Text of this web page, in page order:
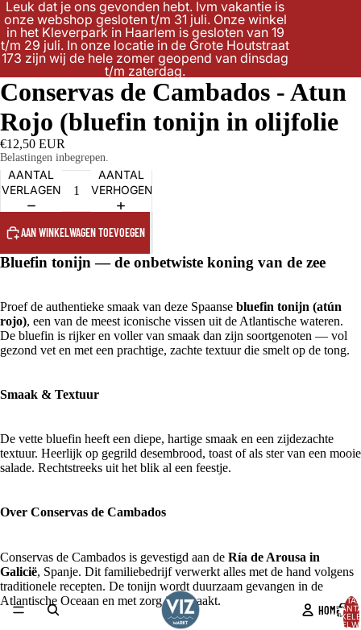
Leuk dat je ons gevonden hebt. Ivm vakantie is
onze webshop gesloten t/m 31 juli. Onze winkel
in het Kleverpark in Haarlem is gesloten van 19
t/m 29 juli. In onze locatie in de Grote Houtstraat
173 zijn wij de hele zomer geopend van dinsdag
t/m zaterdag.
HOME
Conservas de Cambados - Atun
Rojo (bluefin tonijn in olijfolie
€12,50 EUR
Belastingen inbegrepen.
AANTAL
VERLAGEN
AANTAL
VERHOGEN
AAN WINKELWAGEN TOEVOEGEN
Bluefin tonijn — de onbetwiste koning van de zee
Proef de authentieke smaak van deze Spaanse bluefin tonijn (atún
rojo), een van de meest iconische vissen uit de Atlantische wateren.
De bluefin is rijker en voller van smaak dan zijn soortgenoten — vol
gezond vet en met een prachtige, zachte textuur die smelt op de tong.
Smaak & Textuur
De vette bluefin heeft een diepe, hartige smaak en een zijdezachte
textuur. Heerlijk op gegrild desembrood, toast of als ster van een mooie
salade. Rechtstreeks uit het blik al een feestje.
Over Conservas de Cambados
Conservas de Cambados is gevestigd aan de Ría de Arousa in
Galicië, Spanje. Dit familiebedrijf verwerkt alles met de hand volgens
traditionele recepten. De tonijn wordt duurzaam gevangen in de
Atlantische Oceaan en met zorg ingemaakt.